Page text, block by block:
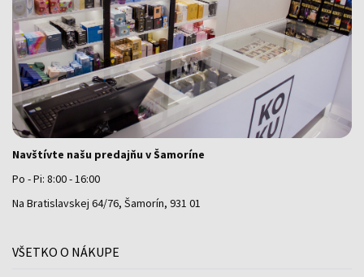
Navštívte našu predajňu v Šamoríne
Po - Pi: 8:00 - 16:00
Na Bratislavskej 64/76, Šamorín, 931 01
VŠETKO O NÁKUPE